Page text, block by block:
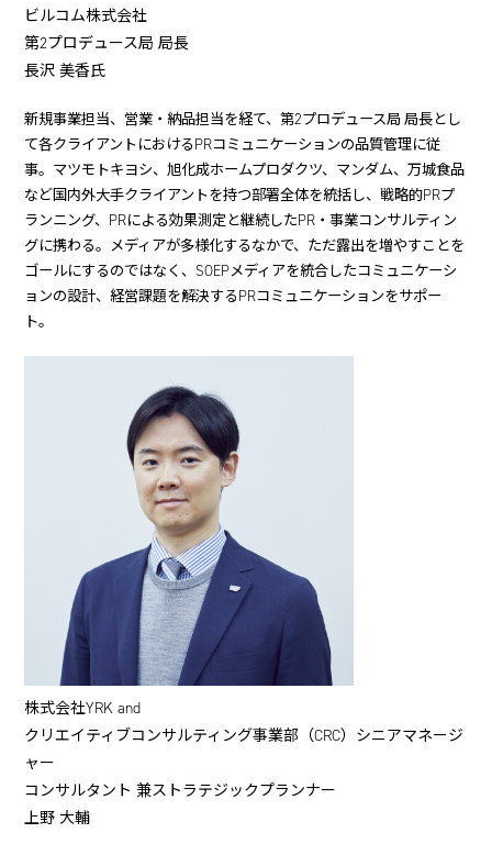
ビルコム株式会社
第2プロデュース局 局長
長沢 美香氏
新規事業担当、営業・納品担当を経て、第2プロデュース局 局長とし
て各クライアントにおけるPRコミュニケーションの品質管理に従
事。マツモトキヨシ、旭化成ホームプロダクツ、マンダム、万城食品
など国内外大手クライアントを持つ部署全体を統括し、戦略的PRプ
ランニング、PRによる効果測定と継続したPR・事業コンサルティン
グに携わる。メディアが多様化するなかで、ただ露出を増やすことを
ゴールにするのではなく、SOEPメディアを統合したコミュニケーシ
ョンの設計、経営課題を解決するPRコミュニケーションをサポー
ト。
株式会社YRK and
クリエイティブコンサルティング事業部（CRC）シニアマネージ
ャー
コンサルタント 兼ストラテジックプランナー
上野 大輔